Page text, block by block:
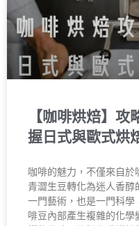
【咖啡烘焙】
握日式與歐式烘
咖啡的魅力，不僅來自
青澀生豆轉化為迷人香
一門藝術，也是一門科學
啡豆內部產生複雜的化